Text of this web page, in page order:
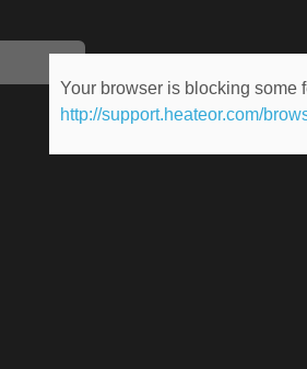
Your browser is blocking some
http://support.heateor.com/